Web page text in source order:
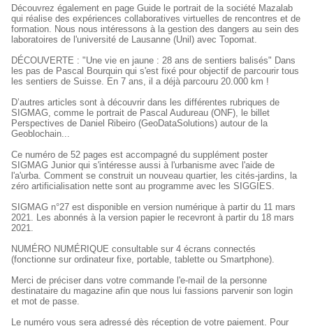
Découvrez également en page Guide le portrait de la société Mazalab
qui réalise des expériences collaboratives virtuelles de rencontres et de
formation. Nous nous intéressons à la gestion des dangers au sein des
laboratoires de l'université de Lausanne (Unil) avec Topomat.
DÉCOUVERTE : "Une vie en jaune : 28 ans de sentiers balisés" Dans
les pas de Pascal Bourquin qui s'est fixé pour objectif de parcourir tous
les sentiers de Suisse. En 7 ans, il a déjà parcouru 20.000 km !
D’autres articles sont à découvrir dans les différentes rubriques de
SIGMAG, comme le portrait de Pascal Audureau (ONF), le billet
Perspectives de Daniel Ribeiro (GeoDataSolutions) autour de la
Geoblochain...
Ce numéro de 52 pages est accompagné du supplément poster
SIGMAG Junior qui s'intéresse aussi à l'urbanisme avec l'aide de
l'a'urba. Comment se construit un nouveau quartier, les cités-jardins, la
zéro artificialisation nette sont au programme avec les SIGGIES.
SIGMAG n°27 est disponible en version numérique à partir du 11 mars
2021. Les abonnés à la version papier le recevront à partir du 18 mars
2021.
NUMÉRO NUMÉRIQUE consultable sur 4 écrans connectés
(fonctionne sur ordinateur fixe, portable, tablette ou Smartphone).
Merci de préciser dans votre commande l'e-mail de la personne
destinataire du magazine afin que nous lui fassions parvenir son login
et mot de passe.
Le numéro vous sera adressé dès réception de votre paiement. Pour